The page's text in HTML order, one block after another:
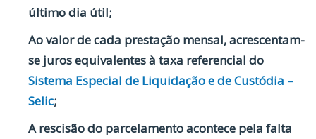
último dia útil;
Ao valor de cada prestação mensal, acrescentam-
se juros equivalentes à taxa referencial do
Sistema Especial de Liquidação e de Custódia –
Selic;
A rescisão do parcelamento acontece pela falta